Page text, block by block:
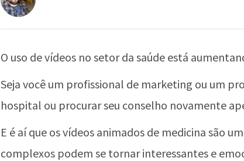
O uso de vídeos no setor da saúde está
Seja você um profissional de marketing ou um
hospital ou procurar seu conselho novamente
E é aí que os vídeos animados de medicina são
complexos podem se tornar interessantes e